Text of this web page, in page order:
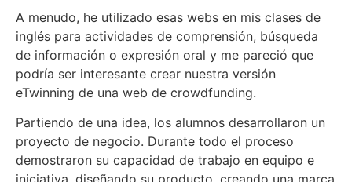
A menudo, he utilizado esas webs en mis clases de
inglés para actividades de comprensión, búsqueda
de información o expresión oral y me pareció que
podría ser interesante crear nuestra versión
eTwinning de una web de crowdfunding.
Partiendo de una idea, los alumnos desarrollaron un
proyecto de negocio. Durante todo el proceso
demostraron su capacidad de trabajo en equipo e